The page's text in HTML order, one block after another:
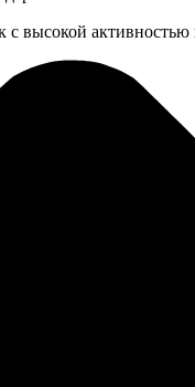
высокой активностью